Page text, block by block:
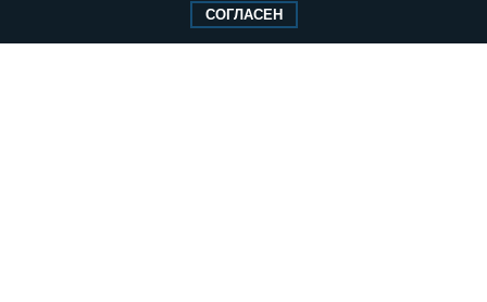
Свидетельство о регистрации Эл № ФС77-
СОГЛАСЕН